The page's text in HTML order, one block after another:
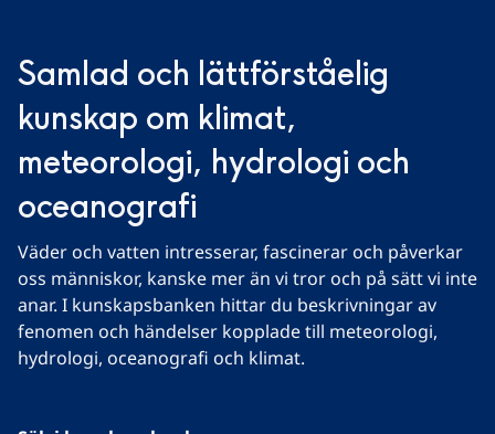
Samlad och lättförståelig
kunskap om klimat,
meteorologi, hydrologi och
oceanografi
Väder och vatten intresserar, fascinerar och påverkar
oss människor, kanske mer än vi tror och på sätt vi inte
anar. I kunskapsbanken hittar du beskrivningar av
fenomen och händelser kopplade till meteorologi,
hydrologi, oceanografi och klimat.